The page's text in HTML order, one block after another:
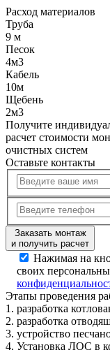
Расход материалов
Труба
9 м
Песок
4м3
Кабель
10м
Щебень
2м3
Получите
расчет стоимости
очистных систем
Оставьте контакты
Заказать монтаж
и получить расчет
Нажимая на
своих
Этапы проведения
1. разработка
2. разработка
3. устройство
4. Установка ЛОС в